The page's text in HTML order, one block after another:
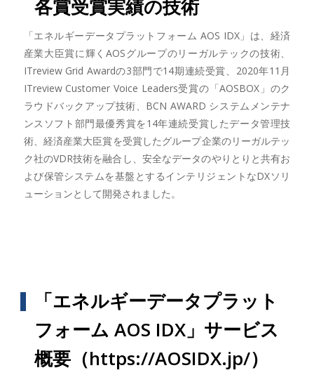
各賞受賞実績の技術
「エネルギーデータプラットフォーム AOS IDX」は、経済
産業大臣賞に輝くAOSグループのリーガルテックの技術、
ITreview Grid Awardの3部門で14期連続受賞、2020年11月
ITreview Customer Voice Leaders受賞の「AOSBOX」のク
ラウドバックアップ技術、BCN AWARD システムメンテナ
ンスソフト部門最優秀賞を14年連続受賞したデータ管理技
術、経済産業大臣賞を受賞したグループ企業のリーガルテッ
ク社のVDR技術を融合し、安全なデータのやりとりと共有お
よび保管システムを基盤とするインテリジェントなDXソリ
ューションとして開発されました。
「エネルギーデータプラット
フォーム AOS IDX」サービス
概要（https://AOSIDX.jp/）